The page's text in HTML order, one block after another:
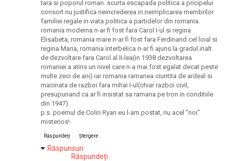
tara si poporul roman. scurta escapada politica a pricipelui
consort nu justifica neincrederea in neimplicarea membrilor
familiei regale in viata politica a partidelor din romania.
romania moderna n-ar fi fost fara Carol I-ul si regina
Elisabeta, romania mare n-ar fi fost fara Ferdinand cel loial si
regina Maria, romania interbelica n-ar fi ajuns la gradul inalt
de dezvoltare fara Carol al II-lea(in 1938 dezvoltarea
romaniei a atins un nivel care n-a mai fost egalat decat peste
multe zeci de ani) iar romania ramanea ciuntita de ardeal si
macinata de razboi fara mihai I-ul(chiar razboi civil,
presupunand ca ar fi insistat sa ramana pe tron in conditiile
din 1947).
p.s. poemul de Colin Ryan eu l-am postat, nu acel "noi"
misterios!
Răspundeți Ștergere
Răspunsuri
Răspundeți